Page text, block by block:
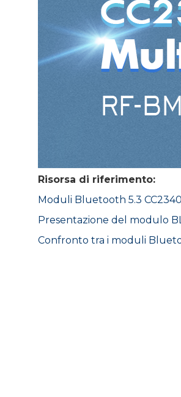
Risorsa di riferimento:
Moduli Bluetooth 5.3
Presentazione del modulo
Confronto tra i moduli